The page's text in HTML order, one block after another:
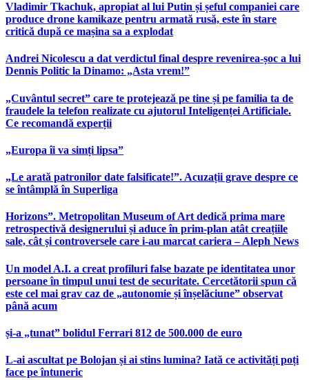
Vladimir Tkachuk, apropiat al lui Putin și șeful companiei care
produce drone kamikaze pentru armată rusă, este în stare
critică după ce mașina sa a explodat
Andrei Nicolescu a dat verdictul final despre revenirea-șoc a lui
Dennis Politic la Dinamo: „Asta vrem!”
„Cuvântul secret” care te protejează pe tine și pe familia ta de
fraudele la telefon realizate cu ajutorul Inteligenței Artificiale.
Ce recomandă experții
„Europa îi va simți lipsa”
„Le arată patronilor date falsificate!”. Acuzații grave despre ce
se întâmplă în Superliga
Horizons”. Metropolitan Museum of Art dedică prima mare
retrospectivă designerului și aduce în prim-plan atât creațiile
sale, cât și controversele care i-au marcat cariera – Aleph News
Un model A.I. a creat profiluri false bazate pe identitatea unor
persoane în timpul unui test de securitate. Cercetătorii spun că
este cel mai grav caz de „autonomie și înșelăciune” observat
până acum
și-a „tunat” bolidul Ferrari 812 de 500.000 de euro
L-ai ascultat pe Bolojan și ai stins lumina? Iată ce activități poți
face pe întuneric